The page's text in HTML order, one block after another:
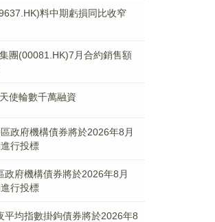
料中期虧損同比收窄
團(00081.HK)7月合約銷售額
使輪數千萬融資
政府機構債券將於2026年8月
行投標
政府機構債券將於2026年8月
行投標
平均指數掛鉤債券將於2026年8